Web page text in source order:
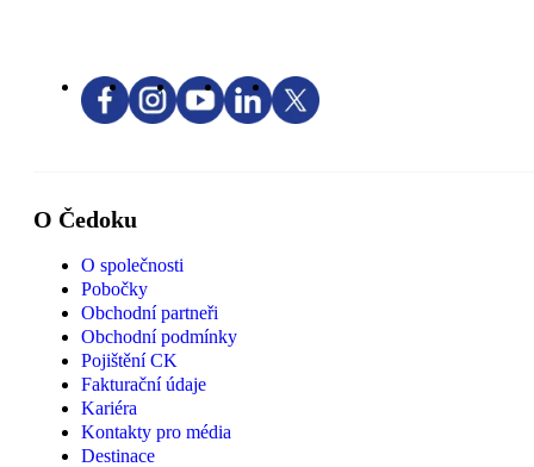
O Čedoku
O společnosti
Pobočky
Obchodní partneři
Obchodní podmínky
Pojištění CK
Fakturační údaje
Kariéra
Kontakty pro média
Destinace